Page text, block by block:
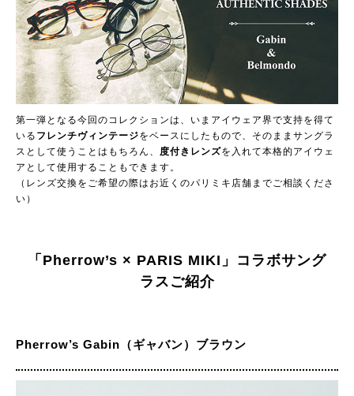
第一弾となる今回のコレクションは、いまアイウェア界で支持を得て
いる フレンチヴィンテージをベースにしたもので、そのままサングラ
スとして使うことはもちろん、 度付きレンズを入れて本格的アイウェ
アとして使用することもできます。
（レンズ交換をご希望の際はお近くのパリミキ店舗までご相談くださ
い）
「Pherrow’s × PARIS MIKI」コラボサング
ラスご紹介
Pherrow’s Gabin（ギャバン）ブラウン